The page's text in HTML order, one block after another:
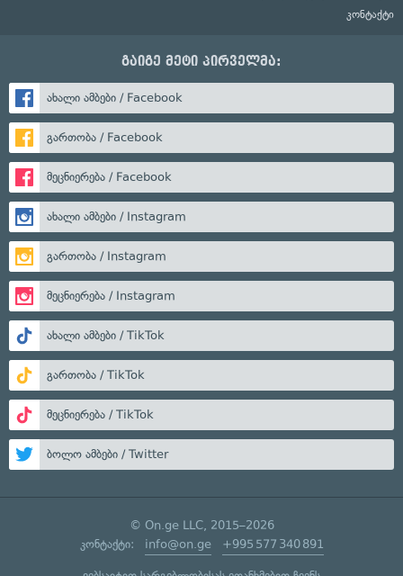
კონტაქტი
გაიგე მეტი პირველმა:
ახალი ამბები / Facebook
გართობა / Facebook
მეცნიერება / Facebook
ახალი ამბები / Instagram
გართობა / Instagram
მეცნიერება / Instagram
ახალი ამბები / TikTok
გართობა / TikTok
მეცნიერება / TikTok
ბოლო ამბები / Twitter
© On.ge LLC, 2015–2026
კონტაქტი: info@on.ge +995 577 340 891